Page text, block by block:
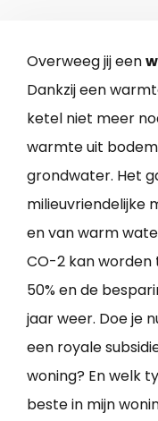
Overweeg jij een
Dankzij een
ketel niet meer
warmte uit
grondwater. Het
milieuvriendelijke
en van warm
CO-2 kan worden
50% en de
jaar weer. Doe je
een royale
woning? En welk
beste in mijn